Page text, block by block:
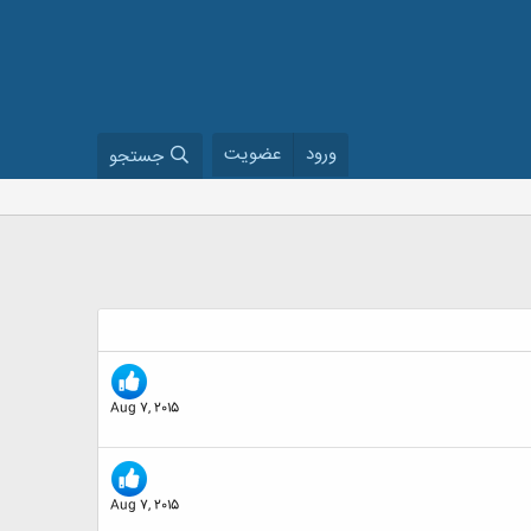
ورود عضویت جستجو
Aug 7, 2015
Aug 7, 2015